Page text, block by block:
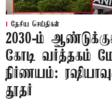
தேசிய செய்திகள்
2030-ம்
கோடி வர்த்தகம்
நிர்ணயம்:
தூதர்